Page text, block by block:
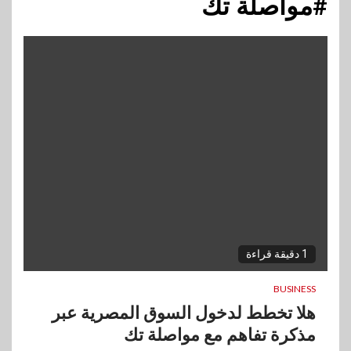
#مواصلة تك
1 دقيقة قراءة
BUSINESS
هلا تخطط لدخول السوق المصرية عبر
مذكرة تفاهم مع مواصلة تك